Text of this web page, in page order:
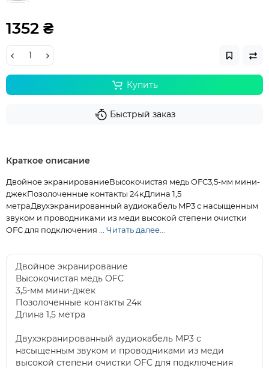
1352 ₴
Купить
Быстрый заказ
Краткое описание
Двойное экранированиеВысокочистая медь OFC3,5-мм мини-
джекПозолоченные контакты 24кДлина 1,5
метраДвухэкранированный аудиокабель MP3 с насыщенным
звуком и проводниками из меди высокой степени очистки
OFC для подключения ... Читать далее...
Двойное экранирование
Высокочистая медь OFC
3,5-мм мини-джек
Позолоченные контакты 24к
Длина 1,5 метра
Двухэкранированный аудиокабель MP3 с
насыщенным звуком и проводниками из меди
высокой степени очистки OFC для подключения